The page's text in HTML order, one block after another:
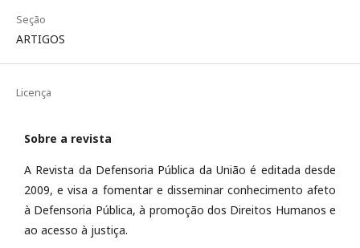
Seção
ARTIGOS
Licença
Sobre a revista
A Revista da Defensoria Pública da União é editada desde
2009, e visa a fomentar e disseminar conhecimento afeto
à Defensoria Pública, à promoção dos Direitos Humanos e
ao acesso à justiça.